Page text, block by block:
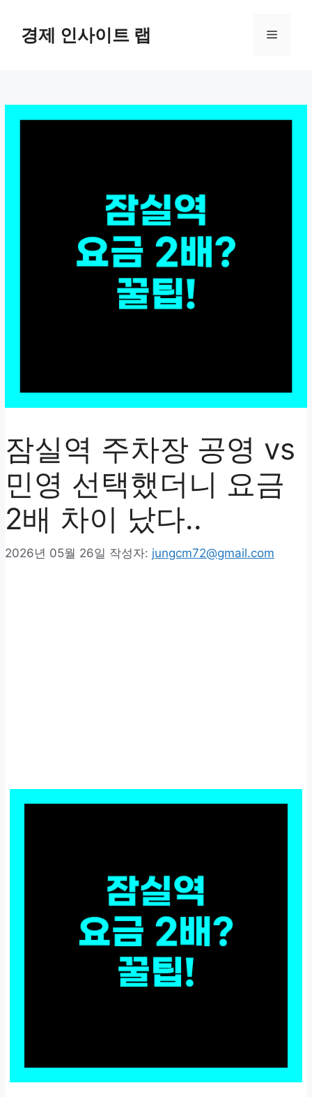
경제 인사이트 랩 메
잠실역 주차장 공영 vs
민영 선택했더니 요금
2배 차이 났다..
2026년 05월 26일 작성자: jungcm72@gmail.com